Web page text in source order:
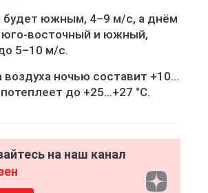
будет южным, 4–9 м/с, а днём
юго-восточный и южный,
5–10 м/с.
воздуха ночью составит +10…
до +25…+27 °C.
на наш канал